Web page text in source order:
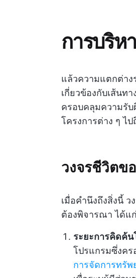
การบริห
แล้วความแตกต่าง
เกี่ยวข้องกับเส้นท
ครอบคลุมความรับ
โครงการต่าง ๆ ไ
วงจรชีวิตข
เมื่อคำนึงถึงสิ่งนี้
ต้องพิจารณา ได้แ
ระยะการคิดค้น
โปรแกรมซึ่งค
การจัดการทรัพ